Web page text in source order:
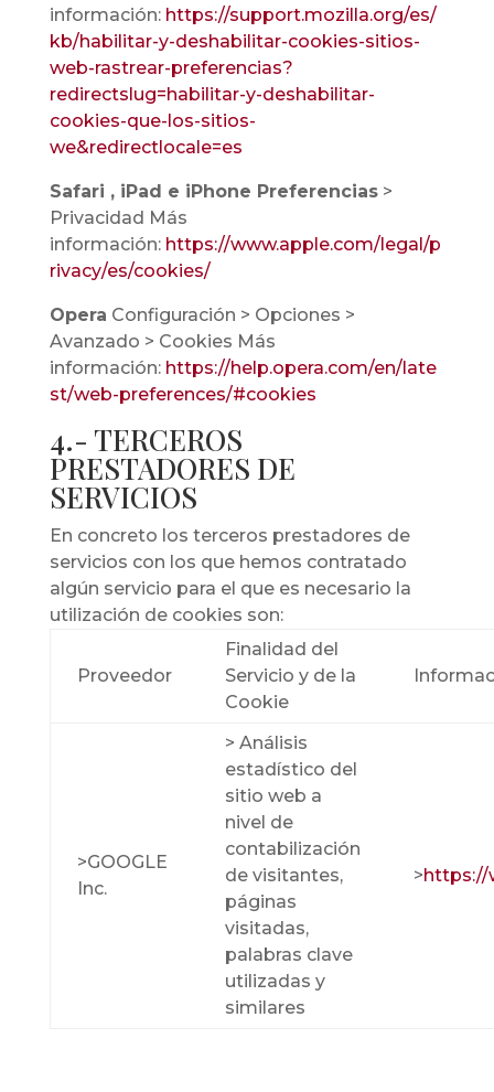
información: https://support.mozilla.org/es/
kb/habilitar-y-deshabilitar-cookies-sitios-
web-rastrear-preferencias?
redirectslug=habilitar-y-deshabilitar-
cookies-que-los-sitios-
we&redirectlocale=es
Safari , iPad e iPhone Preferencias>
Privacidad Más
información: https://www.apple.com/legal/p
rivacy/es/cookies/
Opera Configuración > Opciones >
Avanzado > Cookies Más
información: https://help.opera.com/en/late
st/web-preferences/#cookies
4.- TERCEROS
PRESTADORES DE
SERVICIOS
En concreto los terceros prestadores de
servicios con los que hemos contratado
algún servicio para el que es necesario la
utilización de cookies son:
Proveedor
Finalidad del
Servicio y de la
Cookie
>GOOGLE
Inc.
> Análisis
estadístico del
sitio web a
nivel de
contabilización
de visitantes,
páginas
visitadas,
palabras clave
utilizadas y
similares
>https://